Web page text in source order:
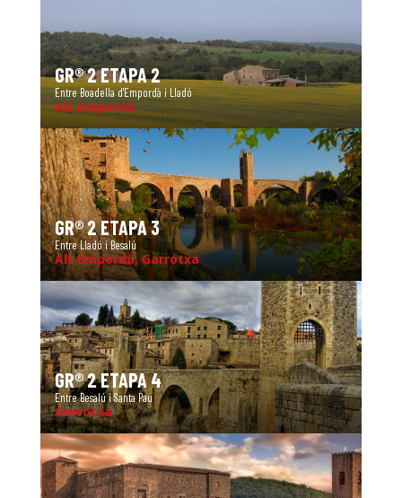
GR® 2 ETAPA 2
Entre Boadella d'Empordà i Lladó
Alt Empordà
GR® 2 ETAPA 3
Entre Lladó i Besalú
Alt Empordà, Garrotxa
GR® 2 ETAPA 4
Entre Besalú i Santa Pau
Garrotxa